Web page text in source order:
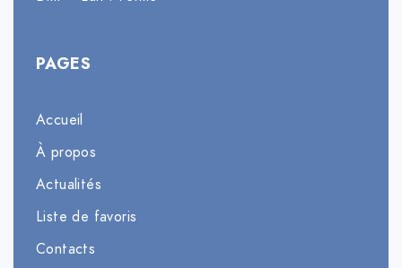
PAGES
Accueil
À propos
Actualités
Liste de favoris
Contacts